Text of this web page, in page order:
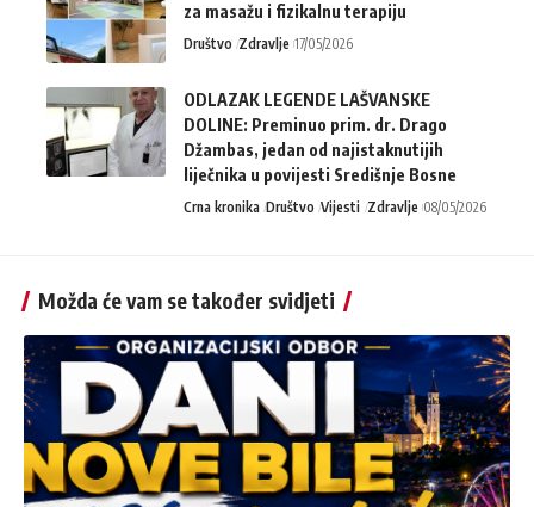
za masažu i fizikalnu terapiju
Društvo Zdravlje 17/05/2026
ODLAZAK LEGENDE LAŠVANSKE
DOLINE: Preminuo prim. dr. Drago
Džambas, jedan od najistaknutijih
liječnika u povijesti Središnje Bosne
Crna kronika Društvo Vijesti Zdravlje 08/05/2026
Možda će vam se također svidjeti